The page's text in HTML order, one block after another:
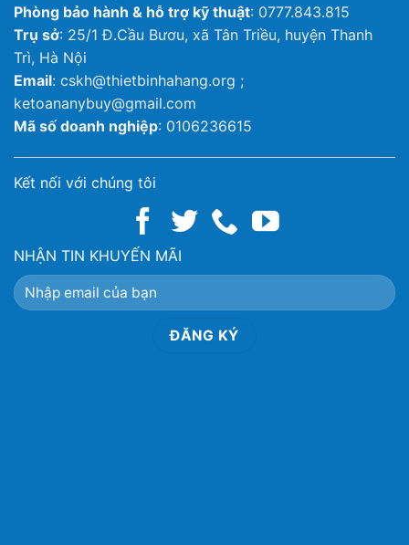
Phòng bảo hành & hỗ trợ kỹ thuật: 0777.843.815
Trụ sở: 25/1 Đ.Cầu Bươu, xã Tân Triều, huyện Thanh
Trì, Hà Nội
Email: cskh@thietbinhahang.org ;
ketoananybuy@gmail.com
Mã số doanh nghiệp: 0106236615
Kết nối với chúng tôi
NHẬN TIN KHUYẾN MÃI